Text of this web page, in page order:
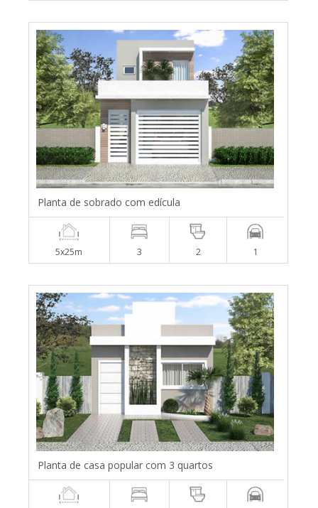
Planta de sobrado com edícula
5x25m 3 2 1
Planta de casa popular com 3 quartos